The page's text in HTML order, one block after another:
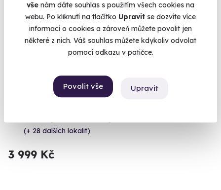
vše nám dáte souhlas s použitím všech cookies na
webu. Po kliknutí na tlačítko Upravit se dozvíte více
informací o cookies a zároveň můžete povolit jen
některé z nich. Váš souhlas můžete kdykoliv odvolat
pomocí odkazu v patičce.
Povolit vše Upravit
Zážitková střelba: Luxusní balíček pro
náročné - 18 zbraní
(+ 28 dalších lokalit)
3 999 Kč